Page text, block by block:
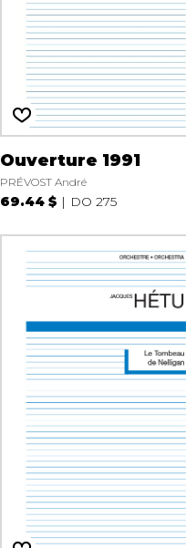
Ouverture 1991
PRÉVOST André
69.44 $ DO 275